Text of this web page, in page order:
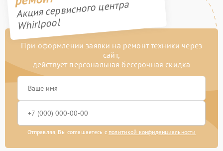
Акция сервисного центра
Whirlpool
При оформлении заявки на ремонт техники через
сайт,
действует персональная бессрочная скидка
Отправляя, Вы соглашаетесь с политикой конфиденциальности